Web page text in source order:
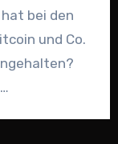
bei den
und Co.